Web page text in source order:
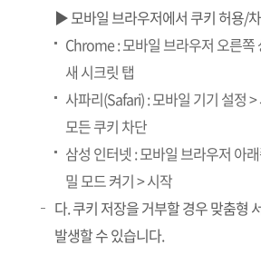
▶ 모바일 브라우저에서 쿠키 허용/
Chrome : 모바일 브라우저 오른쪽
새 시크릿 탭
사파리(Safari) : 모바일 기기 설정
모든 쿠키 차단
삼성 인터넷 : 모바일 브라우저 아
밀 모드 켜기 > 시작
다. 쿠키 저장을 거부할 경우 맞춤형
발생할 수 있습니다.